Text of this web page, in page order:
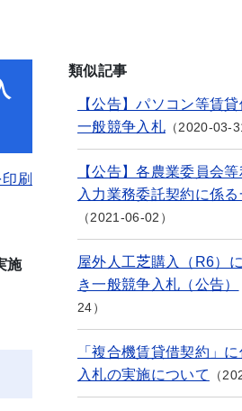
刷
施
類似記事
【公告】パソコン等賃
一般競争入札
2020-03-
【公告】各農業委員会
入力業務委託契約に係
2021-06-02
屋外人工芝購入（R6）
き一般競争入札（公告）
24
「複合機賃貸借契約」
入札の実施について